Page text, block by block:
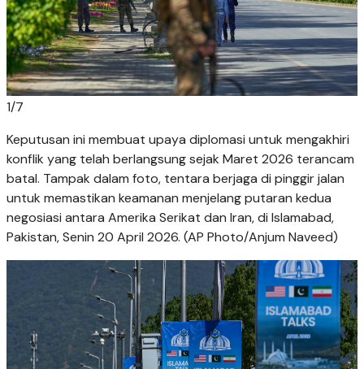
1/7
Keputusan ini membuat upaya diplomasi untuk mengakhiri
konflik yang telah berlangsung sejak Maret 2026 terancam
batal. Tampak dalam foto, tentara berjaga di pinggir jalan
untuk memastikan keamanan menjelang putaran kedua
negosiasi antara Amerika Serikat dan Iran, di Islamabad,
Pakistan, Senin 20 April 2026. (AP Photo/Anjum Naveed)